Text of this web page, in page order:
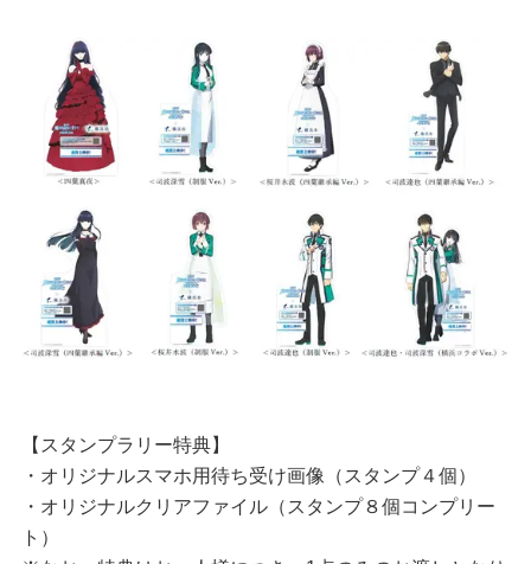
【スタンプラリー特典】
・オリジナルスマホ用待ち受け画像（スタンプ４個）
・オリジナルクリアファイル（スタンプ８個コンプリー
ト）